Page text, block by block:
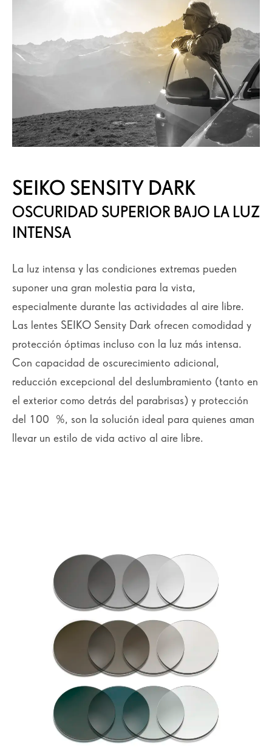
SEIKO SENSITY DARK
OSCURIDAD SUPERIOR BAJO LA LUZ
INTENSA
La luz intensa y las condiciones extremas pueden
suponer una gran molestia para la vista,
especialmente durante las actividades al aire libre.
Las lentes SEIKO Sensity Dark ofrecen comodidad y
protección óptimas incluso con la luz más intensa.
Con capacidad de oscurecimiento adicional,
reducción excepcional del deslumbramiento (tanto en
el exterior como detrás del parabrisas) y protección
del 100 %, son la solución ideal para quienes aman
llevar un estilo de vida activo al aire libre.